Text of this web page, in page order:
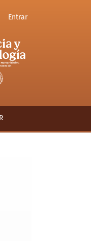
Entrar